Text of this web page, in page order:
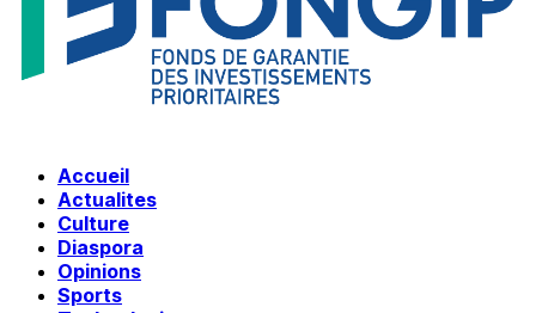
Accueil
Actualites
Culture
Diaspora
Opinions
Sports